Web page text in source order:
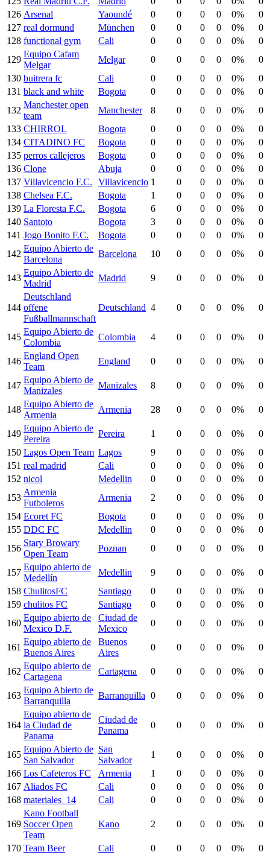
126 Arsenal Yaoundé 0 0 0 0 0%
0
127 real dormund München 0 0 0 0 0%
0
128 functional gym Cali 0 0 0 0 0%
0
129
Equipo Cafam
Melgar
Melgar 0 0 0 0 0%
0
130 buitrera fc Cali 0 0 0 0 0%
0
131 black and white Bogota 0 0 0 0 0%
0
132
Manchester open
team
Manchester 8 0 0 0 0%
0
133 CHIRROL Bogota 0 0 0 0 0%
0
134 CITADINO FC Bogota 0 0 0 0 0%
0
135 perros callejeros Bogota 0 0 0 0 0%
0
136 Clone Abuja 0 0 0 0 0%
0
137 Villavicencio F.C. Villavicencio 1 0 0 0 0%
0
138 Chelsea F.C. Bogota 1 0 0 0 0%
0
139 La Floresta F.C. Bogota 6 0 0 0 0%
0
140 Santoto Bogota 3 0 0 0 0%
0
141 Jogo Bonito F.C. Bogota 0 0 0 0 0%
0
142
Equipo Abierto de
Barcelona
Barcelona 10 0 0 0 0% 0
143
Equipo Abierto de
Madrid
Madrid 9 0 0 0 0% 0
144
Deutschland
offene
Fußballmannschaft
Deutschland 4 0 0 0 0% 0
145
Equipo Abierto de
Colombia
Colombia 4 0 0 0 0% 0
146
England Open
Team
England 0 0 0 0 0% 0
147
Equipo Abierto de
Manizales
Manizales 8 0 0 0 0% 0
148
Equipo Abierto de
Armenia
Armenia 28 0 0 0 0% 0
149
Equipo Abierto de
Pereira
Pereira 1 0 0 0 0%
0
150 Lagos Open Team Lagos 9 0 0 0 0%
0
151 real madrid Cali 0 0 0 0 0%
0
152 nicol Medellin 0 0 0 0 0%
0
153
Armenia
Futboleros
Armenia 2 0 0 0 0%
0
154 Ecoret FC Bogota 0 0 0 0 0%
0
155 DDC FC Medellin 0 0 0 0 0%
0
156
Stary Browary
Open Team
Poznan 0 0 0 0 0% 0
157
Equipo abierto de
Medellín
Medellin 9 0 0 0 0%
0
158 ChulitosFC Santiago 0 0 0 0 0%
0
159 chulitos FC Santiago 0 0 0 0 0%
0
160
Equipo abierto de
Mexico D.F.
Ciudad de
Mexico
0 0 0 0 0% 0
161
Equipo abierto de
Buenos Aires
Buenos
Aires
0 0 0 0 0% 0
162
Equipo abierto de
Cartagena
Cartagena 0 0 0 0 0% 0
163
Equipo Abierto de
Barranquilla
Barranquilla 0 0 0 0 0% 0
164
Equipo abierto de
la Ciudad de
Panama
Ciudad de
Panama
0 0 0 0 0% 0
165
Equipo Abierto de
San Salvador
San
Salvador
1 0 0 0 0%
0
166 Los Cafeteros FC Armenia 1 0 0 0 0%
0
167 Aliados FC Cali 0 0 0 0 0%
0
168 materiales_14 Cali 0 0 0 0 0% 0
169
Kano Football
Soccer Open
Team
Kano 2 0 0 0 0% 0
170 Team Beer Cali 0 0 0 0 0%
0